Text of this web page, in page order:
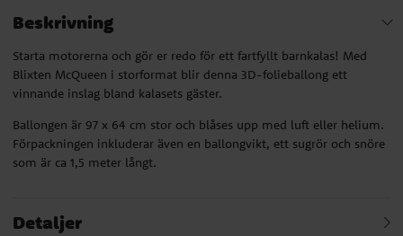
Beskrivning
Starta motorerna och gör er redo för ett fartfyllt barnkalas! Med
Blixten McQueen i storformat blir denna 3D-folieballong ett
vinnande inslag bland kalasets gäster.
Ballongen är 97 x 64 cm stor och blåses upp med luft eller helium.
Förpackningen inkluderar även en ballongvikt, ett sugrör och snöre
som är ca 1,5 meter långt.
Detaljer